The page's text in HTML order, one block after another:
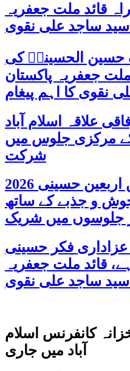
قائد ملت جعفریہ
سید ساجد علی نقوی
حسین الحسینیؒ کی
ملت جعفریہ پاکستان
نقوی کا اہم پیغام
علاقہ اسلام آباد
مرکزی جلوس میں
شرکت
پاکستان بھر میں اربعین حسینی 2026
و جذبے کے ساتھ
جلوسوں میں شریک
حسینی 2026: عزاداری فکر حسینی
قائد ملت جعفریہ
سید ساجد علی نقوی
کانفرنس اسلام
آباد میں جاری